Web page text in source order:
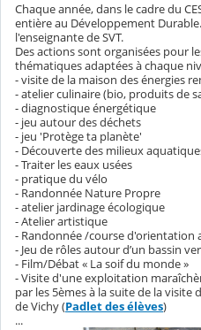
Chaque année, dans le cadre du
entière au Développement
l'enseignante de SVT.
Des actions sont organisées pour
thématiques adaptées à chaque
- visite de la maison des énergies
- atelier culinaire (bio, produits de
- diagnostique énergétique
- jeu autour des déchets
- jeu 'Protège ta planète'
- Découverte des milieux
- Traiter les eaux usées
- pratique du vélo
- Randonnée Nature Propre
- atelier jardinage écologique
- Atelier artistique
- Randonnée /course d'orientation
- Jeu de rôles autour d’un bassin
- Film/Débat « La soif du monde »
- Visite d'une exploitation
par les 5èmes à la suite de la
de Vichy (Padlet des élèves)
...